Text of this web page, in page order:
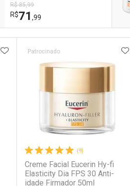
R$ 85,99
R$71,99
ADICIONAR AOS FAVORITOS
(9)
Creme Facial Eucerin Hy-fi
Elasticity Dia FPS 30 Anti-
idade Firmador 50ml
Patrocinado